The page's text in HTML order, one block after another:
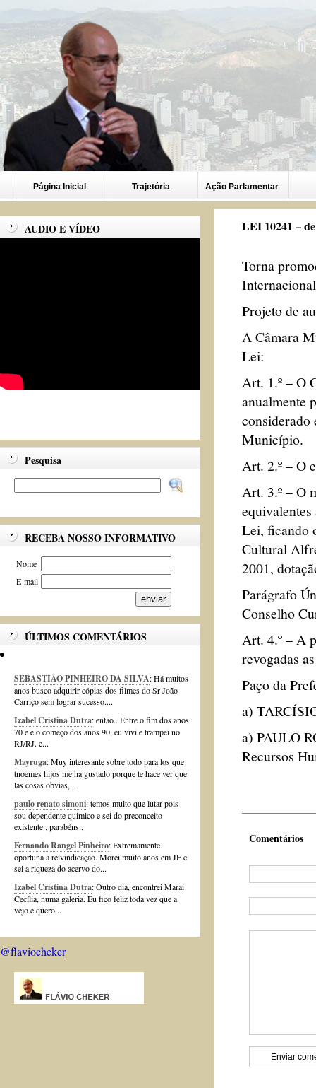
Página Inicial Trajetória Ação Parlamentar
AUDIO E VÍDEO
Pesquisa
RECEBA NOSSO INFORMATIVO
Nome
E-mail
ÚLTIMOS COMENTÁRIOS
SEBASTIÃO PINHEIRO DA SILVA: Há muitos
anos busco adquirir cópias dos filmes do Sr João
Carriço sem lograr sucesso....
Izabel Cristina Dutra: então.. Entre o fim dos anos
70 e e o começo dos anos 90, eu vivi e trampei no
RJ/RJ. e...
Mayruga: Muy interesante sobre todo para los que
tnoemes hijos me ha gustado porque te hace ver que
las cosas obvias,...
paulo renato simoni: temos muito que lutar pois
sou dependente quimico e sei do preconceito
existente . parabéns .
Fernando Rangel Pinheiro: Extremamente
oportuna a reivindicação. Morei muito anos em JF e
sei a riqueza do acervo do...
Izabel Cristina Dutra: Outro dia, encontrei Marai
Cecília, numa galeria. Eu fico feliz toda vez que a
vejo e quero...
@flaviocheker
LEI 10241 –
Torna
Projeto de
A Câmara
Lei:
Art. 1.º – O
anualmente
considerado
Município.
Art. 2.º – O
Art. 3.º – O
Lei, ficando
Cultural
2001,
Parágrafo
Conselho
Art. 4.º – A
revogadas
Paço da
a)
a) PAULO
Recursos
Comentários